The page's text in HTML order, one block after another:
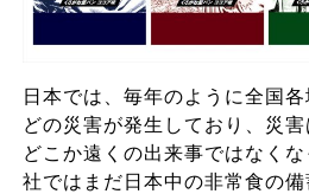
日本では、毎年のように全国
どの災害が発生しており、災
どこか遠くの出来事ではなく
社ではまだ日本中の非常食の